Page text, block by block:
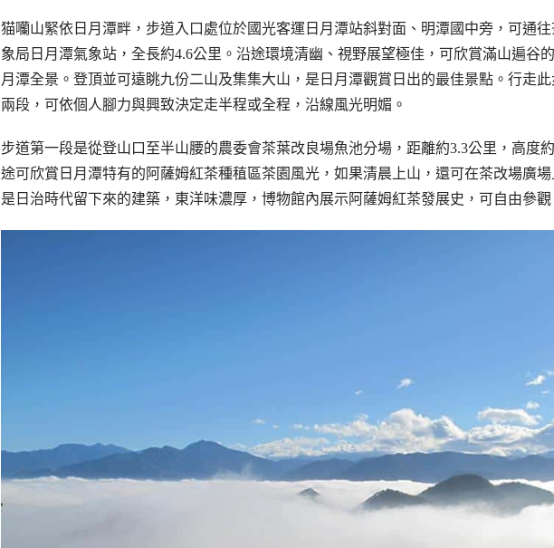
猫囒山緊依日月潭畔，步道入口處位於國光客運日月潭站斜對面、明潭國中旁，可通
象局日月潭氣象站，全長約4.6公里。沿途環境清幽、視野展望極佳，可欣賞滿山遍谷
月潭全景。登頂並可遠眺九份二山及集集大山，是日月潭觀賞日出的最佳景點。行走
兩段，可依個人腳力與興致決定走半程或全程，沿線風光明媚。
步道第一段是從登山口至半山腰的農委會茶葉改良場魚池分場，距離約3.3公里，高度
途可欣賞日月潭特有的阿薩姆紅茶種稙區茶園風光，如果清晨上山，還可在茶改場廣
是日治時代留下來的建築，東洋味濃厚，博物館內展示阿薩姆紅茶發展史，可自由參觀